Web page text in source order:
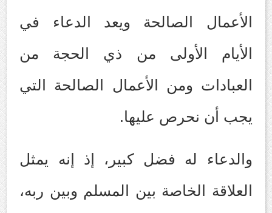
الأعمال الصالحة ويعد الدعاء في
الأيام الأولى من ذي الحجة من
العبادات ومن الأعمال الصالحة التي
يجب أن نحرص عليها.
والدعاء له فضل كبير، إذ إنه يمثل
العلاقة الخاصة بين المسلم وبين ربه،